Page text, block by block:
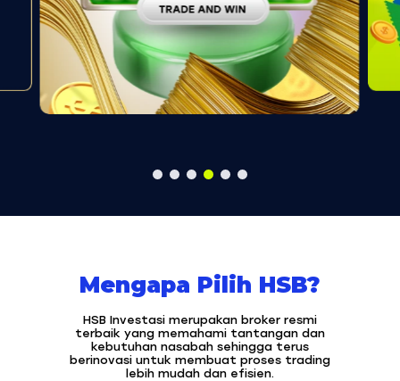
Mengapa Pilih HSB?
HSB Investasi merupakan broker resmi
terbaik yang memahami tantangan dan
kebutuhan nasabah sehingga terus
berinovasi untuk membuat proses trading
lebih mudah dan efisien.